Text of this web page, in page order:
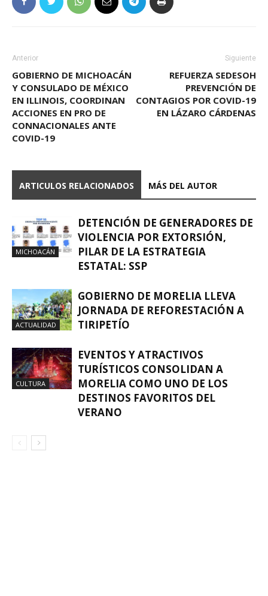
Anterior
GOBIERNO DE MICHOACÁN
Y CONSULADO DE MÉXICO
EN ILLINOIS, COORDINAN
ACCIONES EN PRO DE
CONNACIONALES ANTE
COVID-19
Siguiente
REFUERZA SEDESOH
PREVENCIÓN DE
CONTAGIOS POR COVID-19
EN LÁZARO CÁRDENAS
ARTICULOS RELACIONADOS MÁS DEL AUTOR
MICHOACÁN
DETENCIÓN DE GENERADORES DE
VIOLENCIA POR EXTORSIÓN,
PILAR DE LA ESTRATEGIA
ESTATAL: SSP
ACTUALIDAD
GOBIERNO DE MORELIA LLEVA
JORNADA DE REFORESTACIÓN A
TIRIPETÍO
CULTURA
EVENTOS Y ATRACTIVOS
TURÍSTICOS CONSOLIDAN A
MORELIA COMO UNO DE LOS
DESTINOS FAVORITOS DEL
VERANO